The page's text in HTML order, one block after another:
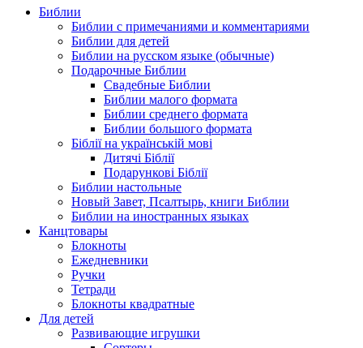
Библии
Библии с примечаниями и комментариями
Библии для детей
Библии на русском языке (обычные)
Подарочные Библии
Свадебные Библии
Библии малого формата
Библии среднего формата
Библии большого формата
Біблії на українській мові
Дитячі Біблії
Подарункові Біблії
Библии настольные
Новый Завет, Псалтырь, книги Библии
Библии на иностранных языках
Канцтовары
Блокноты
Ежедневники
Ручки
Тетради
Блокноты квадратные
Для детей
Развивающие игрушки